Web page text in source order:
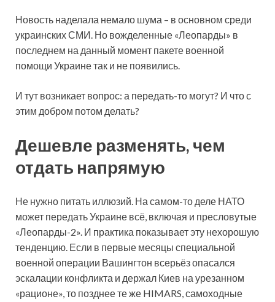
Новость наделала немало шума – в основном среди
украинских СМИ. Но вожделенные «Леопарды» в
последнем на данный момент пакете военной
помощи Украине так и не появились.
И тут возникает вопрос: а передать-то могут? И что с
этим добром потом делать?
Дешевле разменять, чем
отдать напрямую
Не нужно питать иллюзий. На самом-то деле НАТО
может передать Украине всё, включая и пресловутые
«Леопарды-2». И практика показывает эту нехорошую
тенденцию. Если в первые месяцы специальной
военной операции Вашингтон всерьёз опасался
эскалации конфликта и держал Киев на урезанном
«рационе», то позднее те же HIMARS, самоходные